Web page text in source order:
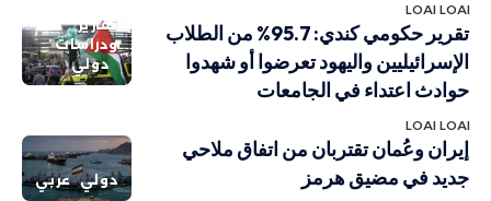
LOAI LOAI
تقارير
ودراسات
دولي
تقرير حكومي كندي: 95.7% من الطلاب
الإسرائيليين واليهود تعرضوا أو شهدوا
حوادث اعتداء في الجامعات
LOAI LOAI
دولي عربي
إيران وعُمان تقتربان من اتفاق ملاحي
جديد في مضيق هرمز